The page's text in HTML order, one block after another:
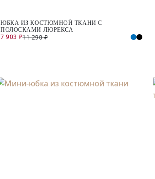
ЮБКА ИЗ КОСТЮМНОЙ ТКАНИ С
ПОЛОСКАМИ ЛЮРЕКСА
7 903 ₽11 290 ₽